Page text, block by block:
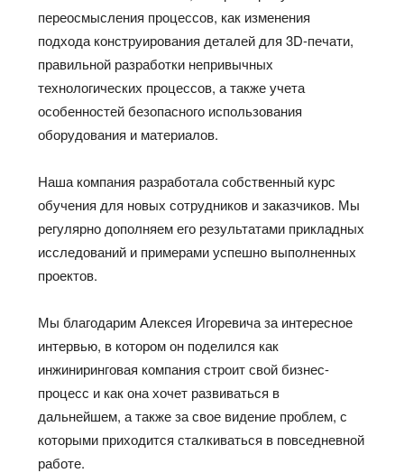
переосмысления процессов, как изменения
подхода конструирования деталей для 3D-печати,
правильной разработки непривычных
технологических процессов, а также учета
особенностей безопасного использования
оборудования и материалов.
Наша компания разработала собственный курс
обучения для новых сотрудников и заказчиков. Мы
регулярно дополняем его результатами прикладных
исследований и примерами успешно выполненных
проектов.
Мы благодарим Алексея Игоревича за интересное
интервью, в котором он поделился как
инжиниринговая компания строит свой бизнес-
процесс и как она хочет развиваться в
дальнейшем, а также за свое видение проблем, с
которыми приходится сталкиваться в повседневной
работе.